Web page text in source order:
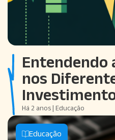
Entendendo
nos
Há 2 anos | Educação
Educação